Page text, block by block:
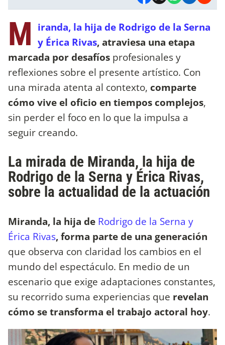
M iranda, la hija de Rodrigo de la Serna
y Érica Rivas, atraviesa una etapa
marcada por desafíos profesionales y
reflexiones sobre el presente artístico. Con
una mirada atenta al contexto, comparte
cómo vive el oficio en tiempos complejos,
sin perder el foco en lo que la impulsa a
seguir creando.
La mirada de Miranda, la hija de
Rodrigo de la Serna y Érica Rivas,
sobre la actualidad de la actuación
Miranda, la hija de Rodrigo de la Serna y
Érica Rivas, forma parte de una generación
que observa con claridad los cambios en el
mundo del espectáculo. En medio de un
escenario que exige adaptaciones constantes,
su recorrido suma experiencias que revelan
cómo se transforma el trabajo actoral hoy.